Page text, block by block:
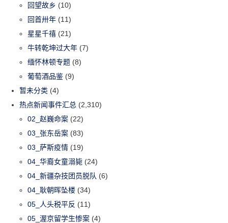
回望故乡 (10)
回首卅年 (11)
星星千禧 (21)
牛转乾坤过大年 (7)
缅怀林顿专题 (8)
葡萄酒品鉴 (9)
暂未分类 (4)
热点新闻事件汇总 (2,310)
02_赵巍命案 (22)
03_张东岳案 (83)
03_萨斯疫情 (19)
04_华裔女童溺毙 (24)
04_新疆杂技团员脱队 (6)
04_耿朝晖坠楼 (34)
05_人头税平反 (11)
05_渥京留学生惨案 (4)